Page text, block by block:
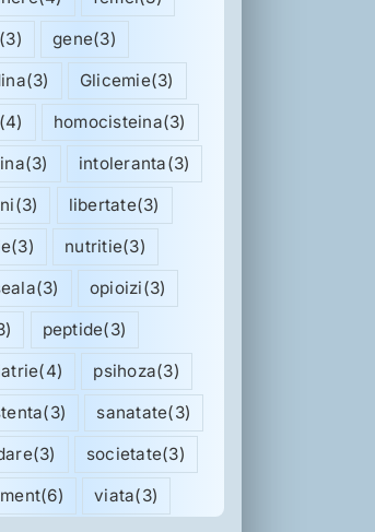
(3) gene(3)
(3) Glicemie(3)
(4) homocisteina(3)
(3) intoleranta(3)
(3) libertate(3)
(3) nutritie(3)
(3) opioizi(3)
peptide(3)
(4) psihoza(3)
(3) sanatate(3)
(3) societate(3)
(6) viata(3)